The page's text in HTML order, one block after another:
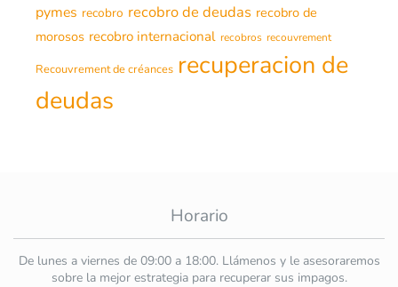
pymes recobro recobro de deudas recobro de
morosos recobro internacional recobros recouvrement
Recouvrement de créances recuperacion de
deudas
Horario
De lunes a viernes de 09:00 a 18:00. Llámenos y le asesoraremos
sobre la mejor estrategia para recuperar sus impagos.